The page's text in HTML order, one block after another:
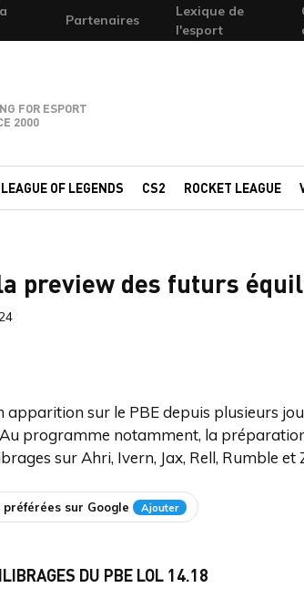
Partenaires
Lexique de
l'esport
FOR ESPORT
2000
LEAGUE OF LEGENDS CS2 ROCKET LEAGUE
preview des futurs
AUX
apparition sur le PBE depuis plusieurs
programme notamment, la
sur Ahri, Ivern, Jax, Rell, Rumble et
sur Google Ajouter
DU PBE LOL 14.18